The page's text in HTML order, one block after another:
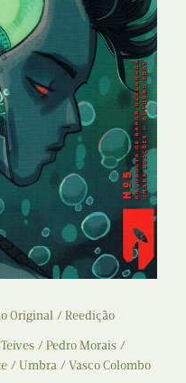
Original
Reedição
Pedro Morais
Umbra Vasco Colombo